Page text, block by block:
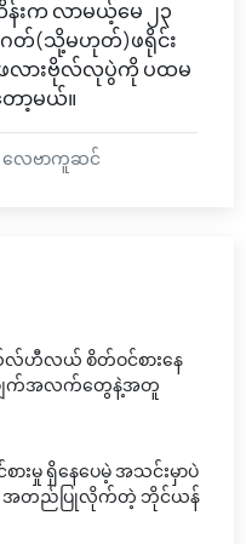
က လာမယ့်မေ ၂၃
ဂတ်(သို့မဟုတ်)ဖရိုင်း
ားဗိုလ်လုပွဲကို ပထမ
ော့မယ်။
လေဗာကူဆင်
ဟီလယ် စိတ်ဝင်စားနေ
က်အလက်တွေနဲ့အတူ
းမှု ရှိနေပေမဲ့ အသင်းမှာပဲ
အတည်ပြုလိုက်တဲ့ ဘိုင်ယန်